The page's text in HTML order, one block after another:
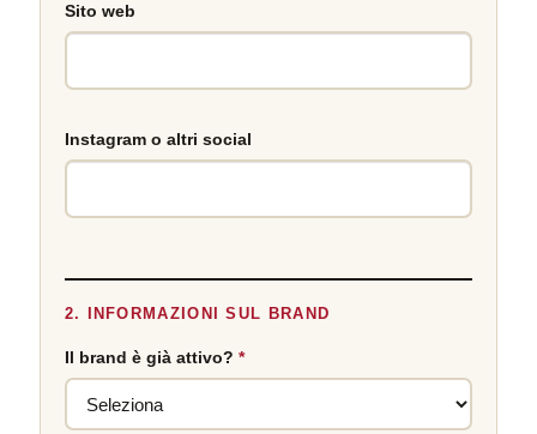
Sito web
Instagram o altri social
2. INFORMAZIONI SUL BRAND
Il brand è già attivo? *